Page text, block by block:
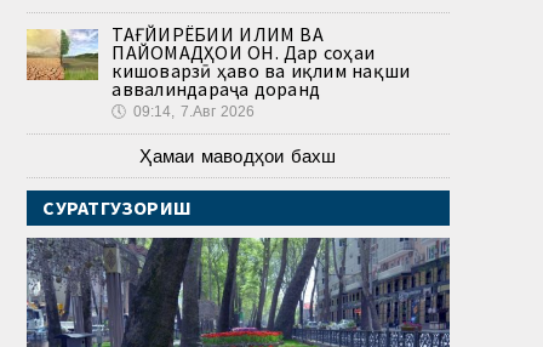
ТАҒЙИРЁБИИ ИҚЛИМ ВА
ПАЙОМАДҲОИ ОН. Дар соҳаи
кишоварзӣ ҳаво ва иқлим нақши
аввалиндараҷа доранд
🕔 09:14, 7.Авг 2026
Ҳамаи маводҳои бахш
СУРАТГУЗОРИШ